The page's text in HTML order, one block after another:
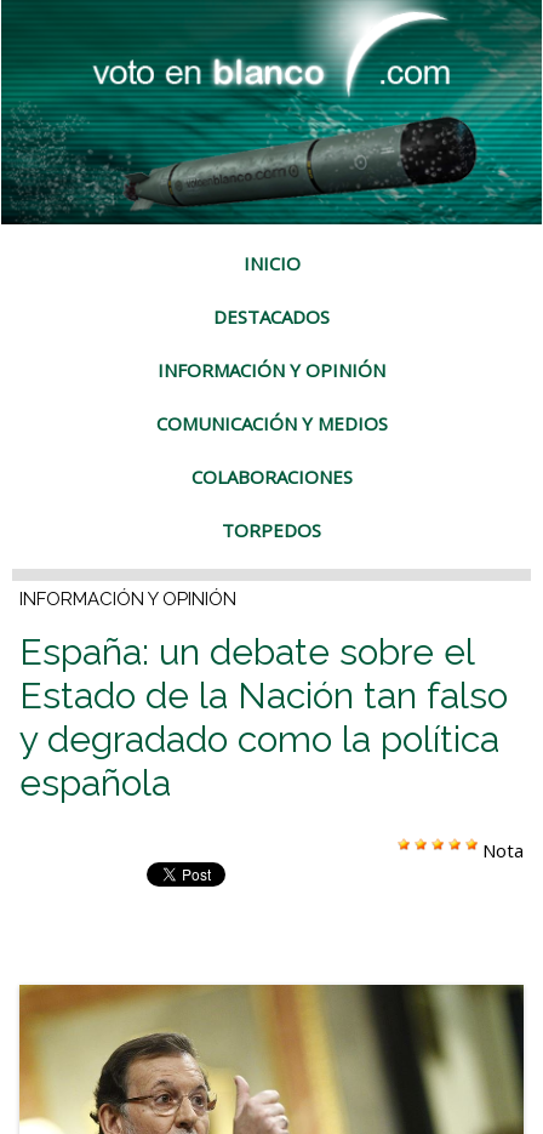
INICIO
DESTACADOS
INFORMACIÓN Y OPINIÓN
COMUNICACIÓN Y MEDIOS
COLABORACIONES
TORPEDOS
INFORMACIÓN Y OPINIÓN
España: un debate sobre el
Estado de la Nación tan falso
y degradado como la política
española
Nota